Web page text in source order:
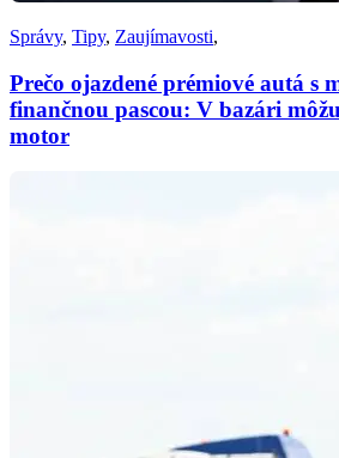
Správy, Tipy, Zaujímavosti,
Prečo ojazdené prémiové autá s
finančnou pascou: V bazári
motor